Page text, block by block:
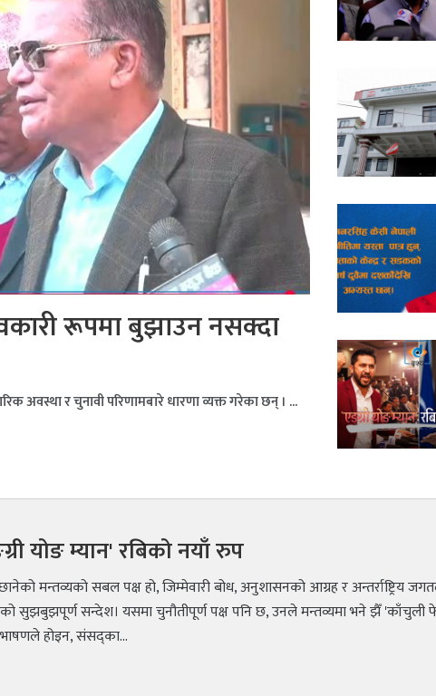
रूपमा बुझाउन नसक्दा
अवस्था र चुनावी परिणामबारे धारणा व्यक्त गरेका छन् । ...
योङ म्यान' रबिको नयाँ रुप
मन्तव्यको सबल पक्ष हो, जिम्मेवारी बोध, अनुशासनको आग्रह र अन्तर्राष्ट्रिय
सुझबुझपूर्ण सन्देश। यसमा चुनौतीपूर्ण पक्ष पनि छ, उनले मन्तव्यमा भने झैँ 'काँचुली
होइन, संसद्का...